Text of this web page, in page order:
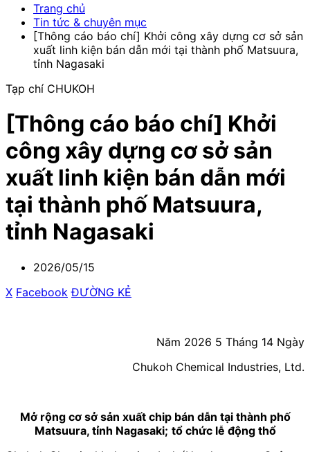
Trang chủ
Tin tức & chuyên mục
[Thông cáo báo chí] Khởi công xây dựng cơ sở sản
xuất linh kiện bán dẫn mới tại thành phố Matsuura,
tỉnh Nagasaki
Tạp chí CHUKOH
[Thông cáo báo chí] Khởi
công xây dựng cơ sở sản
xuất linh kiện bán dẫn mới
tại thành phố Matsuura,
tỉnh Nagasaki
2026/05/15
X Facebook ​ ​ĐƯỜNG KẺ
Năm 2026 5 Tháng 14 Ngày
Chukoh Chemical Industries, Ltd.
Mở rộng cơ sở sản xuất chip bán dẫn tại thành phố
Matsuura, tỉnh Nagasaki; tổ chức lễ động thổ